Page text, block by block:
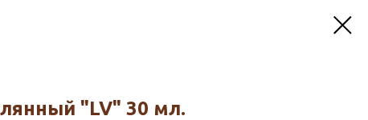
"LV" 30 мл.